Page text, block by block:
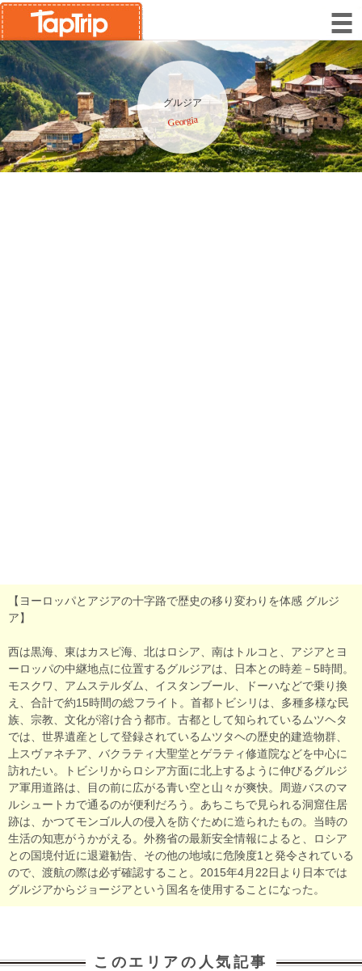
グルジア
Georgia
【ヨーロッパとアジアの十字路で歴史の移り変わりを体感 グルジ
ア】
西は黒海、東はカスピ海、北はロシア、南はトルコと、アジアとヨ
ーロッパの中継地点に位置するグルジアは、日本との時差－5時間。
モスクワ、アムステルダム、イスタンブール、ドーハなどで乗り換
え、合計で約15時間の総フライト。首都トビシリは、多種多様な民
族、宗教、文化が溶け合う都市。古都として知られているムツヘタ
では、世界遺産として登録されているムツタヘの歴史的建造物群、
上スヴァネチア、バクラティ大聖堂とゲラティ修道院などを中心に
訪れたい。トビシリからロシア方面に北上するように伸びるグルジ
ア軍用道路は、目の前に広がる青い空と山々が爽快。周遊バスのマ
ルシュートカで通るのが便利だろう。あちこちで見られる洞窟住居
跡は、かつてモンゴル人の侵入を防ぐために造られたもの。当時の
生活の知恵がうかがえる。外務省の最新安全情報によると、ロシア
との国境付近に退避勧告、その他の地域に危険度1と発令されている
ので、渡航の際は必ず確認すること。2015年4月22日より日本では
グルジアからジョージアという国名を使用することになった。
このエリアの人気記事